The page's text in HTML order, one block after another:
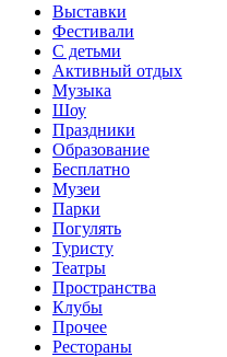
Выставки
Фестивали
С детьми
Активный отдых
Музыка
Шоу
Праздники
Образование
Бесплатно
Музеи
Парки
Погулять
Туристу
Театры
Пространства
Клубы
Прочее
Рестораны